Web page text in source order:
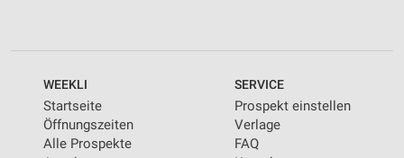
WEEKLI
Startseite
Öffnungszeiten
Alle Prospekte
SERVICE
Prospekt einstellen
Verlage
FAQ